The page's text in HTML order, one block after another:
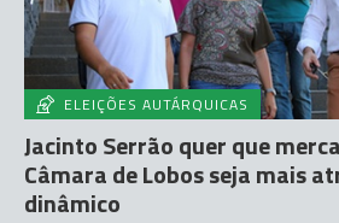
ELEIÇÕES AUTÁRQUICAS
Jacinto Serrão quer que
Câmara de Lobos seja mais
dinâmico